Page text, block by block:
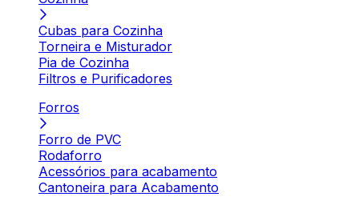
Cubas para Cozinha
Torneira e Misturador
Pia de Cozinha
Filtros e Purificadores
Forros
Forro de PVC
Rodaforro
Acessórios para acabamento
Cantoneira para Acabamento